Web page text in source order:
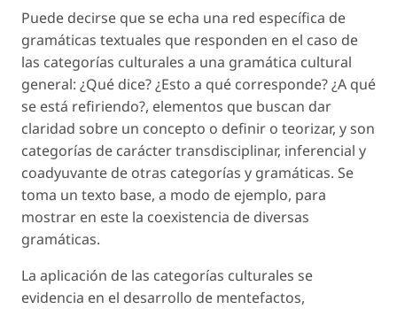
Puede decirse que se echa una red específica de
gramáticas textuales que responden en el caso de
las categorías culturales a una gramática cultural
general: ¿Qué dice? ¿Esto a qué corresponde? ¿A qué
se está refiriendo?, elementos que buscan dar
claridad sobre un concepto o definir o teorizar, y son
categorías de carácter transdisciplinar, inferencial y
coadyuvante de otras categorías y gramáticas. Se
toma un texto base, a modo de ejemplo, para
mostrar en este la coexistencia de diversas
gramáticas.
La aplicación de las categorías culturales se
evidencia en el desarrollo de mentefactos,